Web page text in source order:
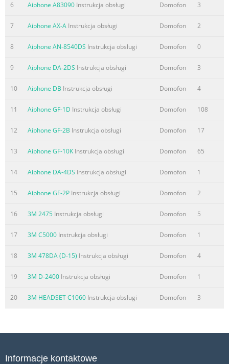
n Components available
l Power supply:
SKK-620 in USA or or 4 pcs batteries.
l TAR-3
l AT-306
Streszczenie treści zawartej na stronie nr. 2
6 Aiphone A83090 Instrukcja obsługi Domofon 3
7 Aiphone AX-A Instrukcja obsługi Domofon 2
8 Aiphone AN-8540DS Instrukcja obsługi Domofon 0
9 Aiphone DA-2DS Instrukcja obsługi Domofon 3
10 Aiphone DB Instrukcja obsługi Domofon 4
11 Aiphone GF-1D Instrukcja obsługi Domofon 108
12 Aiphone GF-2B Instrukcja obsługi Domofon 17
13 Aiphone GF-10K Instrukcja obsługi Domofon 65
14 Aiphone DA-4DS Instrukcja obsługi Domofon 1
15 Aiphone GF-2P Instrukcja obsługi Domofon 2
16 3M 2475 Instrukcja obsługi Domofon 5
17 3M C5000 Instrukcja obsługi Domofon 1
18 3M 478DA (D-15) Instrukcja obsługi Domofon 4
19 3M D-2400 Instrukcja obsługi Domofon 1
20 3M HEADSET C1060 Instrukcja obsługi Domofon 3
Informacje kontaktowe